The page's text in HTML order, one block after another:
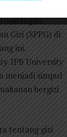
undangan
Gizi (SPPG) di
ini.
IPB University
menjadi simpul
bergizi
tentang gizi